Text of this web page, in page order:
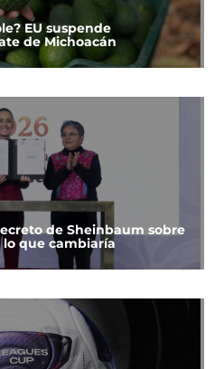
EU suspende
de Michoacán
de Sheinbaum sobre
lo que cambiaría